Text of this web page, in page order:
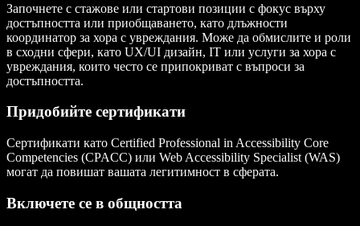
Започнете с стажове или стартови позиции с фокус върху
достъпността или приобщаването, като длъжности
координатор за хора с увреждания. Може да обмислите и роли
в сходни сфери, като UX/UI дизайн, IT или услуги за хора с
увреждания, които често се припокриват с въпроси за
достъпността.
Придобийте сертификати
Сертификати като Certified Professional in Accessibility Core
Competencies (CPACC) или Web Accessibility Specialist (WAS)
могат да повишат вашата легитимност в сферата.
Включете се в общността